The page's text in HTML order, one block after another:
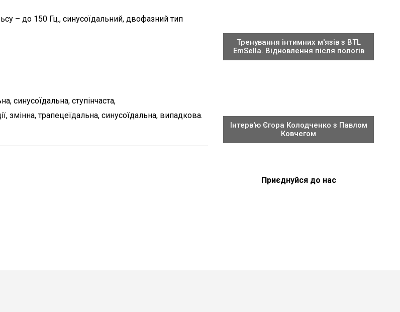
– до 150 Гц., синусоїдальний, двофазний тип
синусоїдальна, ступінчаста,
змінна, трапецеїдальна, синусоїдальна, випадкова.
Тренування інтимних м'язів з BTL
EmSella. Відновлення після пологів
Інтерв'ю Єгора Колодченко з Павлом
Ковчегом
Приєднуйся до нас